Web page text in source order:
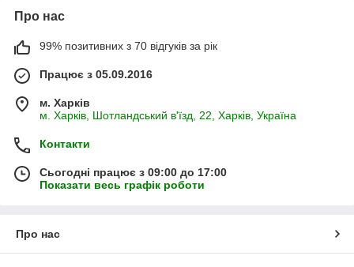
Про нас
99% позитивних з 70 відгуків за рік
Працює з 05.09.2016
м. Харків
м. Харків, Шотландський в'їзд, 22, Харків, Україна
Контакти
Сьогодні працює з 09:00 до 17:00
Показати весь графік роботи
Про нас